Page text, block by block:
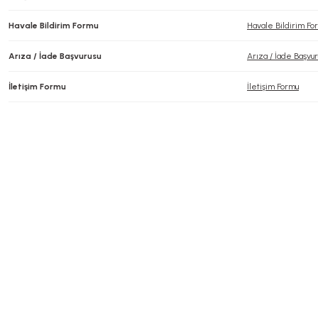
Havale Bildirim Formu Havale Bildirim
Arıza / İade Başvurusu Arıza / İade
İletişim Formu İletişim Formu